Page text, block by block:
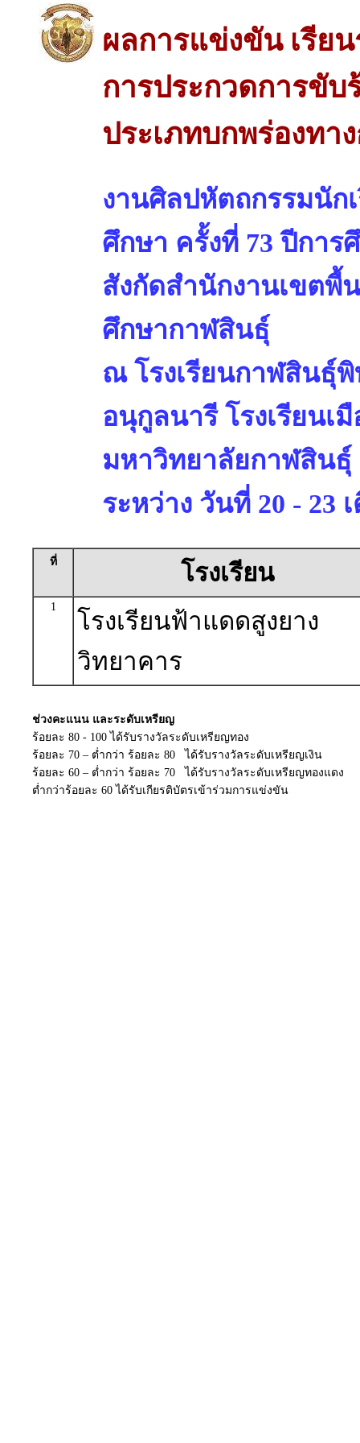
ผลการแข่งขัน เรีย
การประกวดการขับ
ประเภทบกพร่องทา
งานศิลปหัตถกรรมนัก
ศึกษา ครั้งที่ 73 ปีการ
สังกัดสำนักงานเขตพื้
ศึกษากาฬสินธุ์
ณ โรงเรียนกาฬสินธุ์พิ
อนุกูลนารี โรงเรียนเ
มหาวิทยาลัยกาฬสินธุ์
ระหว่าง วันที่ 20 - 23
ที่ โรงเรียน
1
โรงเรียนฟ้าแดดสูงยาง
วิทยาคาร
ช่วงคะแนน และระดับเหรียญ
ร้อยละ 80 - 100 ได้รับรางวัลระดับเหรียญทอง
ร้อยละ 70 – ต่ำกว่า ร้อยละ 80 ได้รับรางวัลระดับเหรียญเงิน
ร้อยละ 60 – ต่ำกว่า ร้อยละ 70 ได้รับรางวัลระดับเหรียญทองแดง
ต่ำกว่าร้อยละ 60 ได้รับเกียรติบัตรเข้าร่วมการแข่งขัน